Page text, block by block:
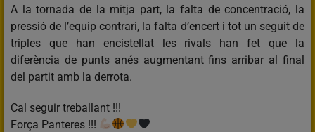
A la tornada de la mitja part, la falta de concentració, la
pressió de l’equip contrari, la falta d’encert i tot un seguit de
triples que han encistellat les rivals han fet que la
diferència de punts anés augmentant fins arribar al final
del partit amb la derrota.
Cal seguir treballant !!!
Força Panteres !!!